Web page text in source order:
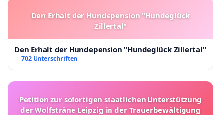
Den Erhalt der Hundepension "Hundeglück
Zillertal"
Den Erhalt der Hundepension "Hundeglück Zillertal"
702 Unterschriften
Petition zur sofortigen staatlichen Unterstützung
der Wolfsträne Leipzig in der Trauerbewältigung